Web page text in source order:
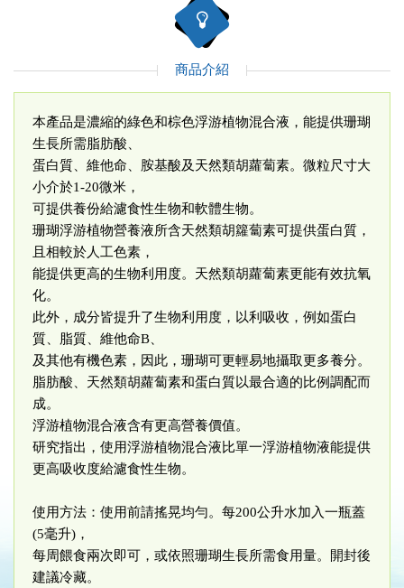
商品介紹
本產品是濃縮的綠色和棕色浮游植物混合液，能提供珊瑚
生長所需脂肪酸、
蛋白質、維他命、胺基酸及天然類胡蘿蔔素。微粒尺寸大
小介於1-20微米，
可提供養份給濾食性生物和軟體生物。
珊瑚浮游植物營養液所含天然類胡籮蔔素可提供蛋白質，
且相較於人工色素，
能提供更高的生物利用度。天然類胡蘿蔔素更能有效抗氧
化。
此外，成分皆提升了生物利用度，以利吸收，例如蛋白
質、脂質、維他命B、
及其他有機色素，因此，珊瑚可更輕易地攝取更多養分。
脂肪酸、天然類胡蘿蔔素和蛋白質以最合適的比例調配而
成。
浮游植物混合液含有更高營養價值。
研究指出，使用浮游植物混合液比單一浮游植物液能提供
更高吸收度給濾食性生物。
使用方法：使用前請搖晃均勻。每200公升水加入一瓶蓋
(5毫升)，
每周餵食兩次即可，或依照珊瑚生長所需食用量。開封後
建議冷藏。